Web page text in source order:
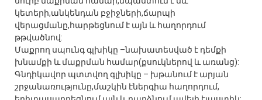
կետերի,անկենդան բջիջների,ճարպի
վերացմանը,հարթեցնում է այն և հաղորդում
թթվածնով:
Մաքրող սպունգ գլխիկը –նախատեսված է դեմքի
խնամքի և մաքրման համար(քսուկներով և առանց):
Գնդիկավոր պտտվող գլխիկը – խթանում է արյան
շրջանառությունը,մաշկին էներգիա հաղորդում,